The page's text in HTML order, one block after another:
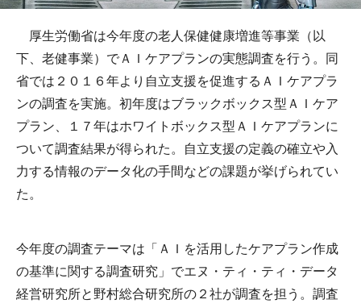
厚生労働省は今年度の老人保健健康増進等事業（以
下、老健事業）でＡＩケアプランの実態調査を行う。同
省では２０１６年より自立支援を促進するＡＩケアプラ
ンの調査を実施。初年度はブラックボックス型ＡＩケア
プラン、１７年はホワイトボックス型ＡＩケアプランに
ついて調査結果が得られた。自立支援の定義の確立や入
力する情報のデータ化の手間などの課題が挙げられてい
た。
今年度の調査テーマは「ＡＩを活用したケアプラン作成
の基準に関する調査研究」でエヌ・ティ・ティ・データ
経営研究所と野村総合研究所の２社が調査を担う。調査